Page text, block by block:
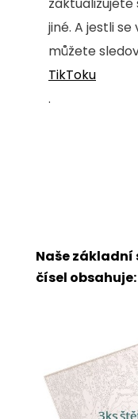
jiné. A jestli
můžete
TikToku
.
Naše
čísel obsahuje: